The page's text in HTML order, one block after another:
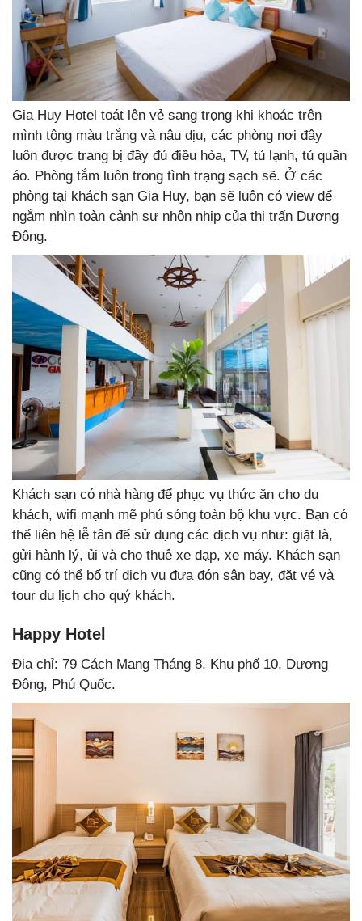
Gia Huy Hotel toát lên vẻ sang trọng khi khoác trên
mình tông màu trắng và nâu dịu, các phòng nơi đây
luôn được trang bị đầy đủ điều hòa, TV, tủ lạnh, tủ quần
áo. Phòng tắm luôn trong tình trạng sạch sẽ. Ở các
phòng tại khách sạn Gia Huy, bạn sẽ luôn có view để
ngắm nhìn toàn cảnh sự nhộn nhịp của thị trấn Dương
Đông.
Khách sạn có nhà hàng để phục vụ thức ăn cho du
khách, wifi mạnh mẽ phủ sóng toàn bộ khu vực. Bạn có
thể liên hệ lễ tân để sử dụng các dịch vụ như: giặt là,
gửi hành lý, ủi và cho thuê xe đạp, xe máy. Khách sạn
cũng có thể bố trí dịch vụ đưa đón sân bay, đặt vé và
tour du lịch cho quý khách.
Happy Hotel
Địa chỉ: 79 Cách Mạng Tháng 8, Khu phố 10, Dương
Đông, Phú Quốc.